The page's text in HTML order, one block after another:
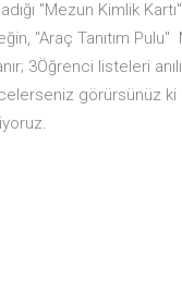
"Mezun Kimlik
"Araç Tanıtım Pulu"
3Öğrenci listeleri
görürsünüz ki